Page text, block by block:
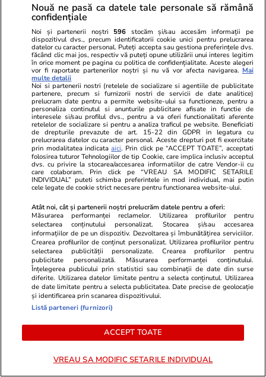
Seceta blochează Dunărea:
„Situația este dezastruoasă”.
Două nave au eșuat la Corabia,
iar debitul fluviului a ajuns la
cel mai scăzut nivel din ultimii
Știri România 11:28
Cum va fi vremea în București în
perioada 15-18 iulie 2026.
Temperaturile urcă până la 35
de grade
09:00
Studiile universitare de științe
politice între prea multă teorie
și prea puțină practică
Nouă ne pasă ca datele tale personale să rămână
confidențiale
Noi și partenerii noștri 596 stocăm și/sau accesăm informații pe
dispozitivul dvs., precum identificatorii cookie unici pentru prelucrarea
datelor cu caracter personal. Puteți accepta sau gestiona preferințele dvs.
făcând clic mai jos, respectiv vă puteți opune utilizării unui interes legitim
în orice moment pe pagina cu politica de confidențialitate. Aceste alegeri
vor fi raportate partenerilor noștri și nu vă vor afecta navigarea. Mai
multe detalii
Noi si partenerii nostri (retelele de socializare si agentiile de publicitate
partenere, precum si furnizorii nostri de servicii de date analitice)
prelucram date pentru a permite website-ului sa functioneze, pentru a
personaliza continutul si anunturile publicitare afisate in functie de
interesele si/sau profilul dvs., pentru a va oferi functionalitati aferente
retelelor de socializare si pentru a analiza traficul pe website. Beneficiati
de drepturile prevazute de art. 15-22 din GDPR in legatura cu
prelucrarea datelor cu caracter personal. Aceste drepturi pot fi exercitate
prin modalitatea indicataaici. Prin click pe “ACCEPT TOATE”, acceptati
folosirea tuturor Tehnologiilor de tip Cookie, care implica inclusiv acceptul
dvs. cu privire la stocarea/accesarea informatiilor de catre Vendor-ii cu
care colaboram. Prin click pe “VREAU SA MODIFIC SETARILE
INDIVIDUAL” puteti schimba preferintele in mod individual, mai putin
cele legate de cookie strict necesare pentru functionarea website-ului.
Atât noi, cât și partenerii noștri prelucrăm datele pentru a oferi:
Măsurarea performanței reclamelor. Utilizarea profilurilor pentru
selectarea conținutului personalizat. Stocarea și/sau accesarea
informațiilor de pe un dispozitiv. Dezvoltarea și îmbunătățirea serviciilor.
Crearea profilurilor de conținut personalizat. Utilizarea profilurilor pentru
selectarea publicității personalizate. Crearea profilurilor pentru
publicitate personalizată. Măsurarea performanței conținutului.
Înțelegerea publicului prin statistici sau combinații de date din surse
diferite. Utilizarea datelor limitate pentru a selecta conținutul. Utilizarea
de date limitate pentru a selecta publicitatea. Date precise de geolocație
și identificarea prin scanarea dispozitivului.
Listă parteneri (furnizori)
ACCEPT TOATE
VREAU SA MODIFIC SETARILE INDIVIDUAL